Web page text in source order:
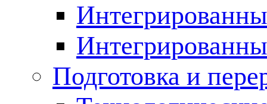
Подготовка и